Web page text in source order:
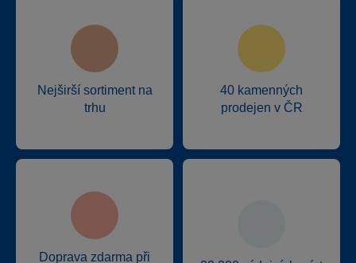
Nejširší sortiment na
trhu
40 kamenných
prodejen v ČR
Doprava zdarma při